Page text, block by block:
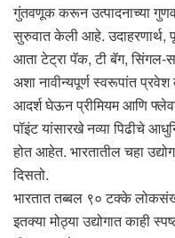
गुंतवणूक करून उत्पादनाच्या
सुरुवात केली आहे. उदाहरणार्थ,
आता टेट्रा पॅक, टी बॅग, सिंगल-
अशा नावीन्यपूर्ण स्वरूपांत
आदर्श घेऊन प्रीमियम आणि
पॉइंट यांसारखे नव्या पिढीचे
होत आहेत. भारतातील चहा
दिसतो.
भारतात तब्बल ९० टक्के
इतक्या मोठ्या उद्योगात काही